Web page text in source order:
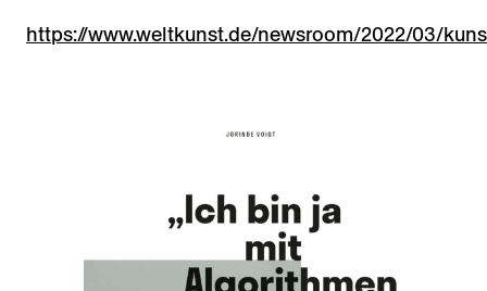
https://www.weltkunst.de/newsroom/2022/03/